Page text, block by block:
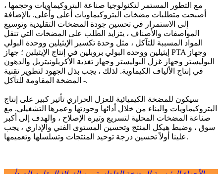
مع التطور المستمر لتكنولوجيا صناعة البتروكيماويات وحجمها ،
أصبحت متطلبات مضخات البتروكيماويات أعلى وأعلى. بالإضافة
إلى الاستمرار في تحسين جودة المضخات التقليدية وتوسيع
المواصفات والأصناف ، يتزايد الطلب على المضخات التي تنقل
المواد المسببة للتآكل ، مثل وحدة تكسير الإيثيلين ووحدة البولي
إيثيلين ووحدة البولي بروبلين في إنتاج الإيثيلين ؛ جهاز PTA وجهاز
البوليستر وجهاز غزل البوليستر وجهاز تغذية الأكريلونيتريل والدهون
في إنتاج الألياف الكيماوية. لذلك ، يجب بذل الجهود لتطوير تقنية
المضخة المقاومة للتآكل -.
سيكون للمضخة الكيميائية للعزل الحراري تأثير كبير على إنتاج
البتروكيماويات والبناء من خلال أدائها وجودتها وعمرها التشغيلي. مع
صناعة المضخات المحلية لتسريع وتيرة الإصلاح ، والهدف إلى أكبر
سوق ، وضبط هيكل المنتج وتحسين المستوى الفني والإداري ، يجب
علينا أولاً تحسين درجة توحيد المنتجات وتسلسلها وتعميمها.